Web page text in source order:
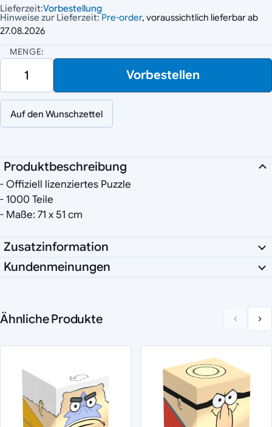
Lieferzeit:Vorbestellung
Hinweise zur Lieferzeit: Pre-order, voraussichtlich lieferbar ab
27.08.2026
MENGE:
Vorbestellen
Auf den Wunschzettel
Produktbeschreibung
- Offiziell lizenziertes Puzzle
- 1000 Teile
- Maße: 71 x 51 cm
Zusatzinformation
Kundenmeinungen
Ähnliche Produkte